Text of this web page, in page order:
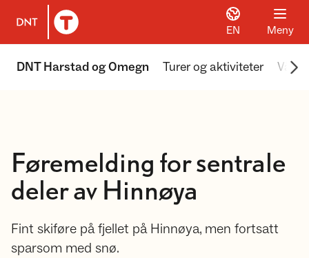
Til DNT.no forside
EN Meny
DNT Harstad og Omegn Turer og aktiviteter Våre
Føremelding for sentrale
deler av Hinnøya
Fint skiføre på fjellet på Hinnøya, men fortsatt
sparsom med snø.